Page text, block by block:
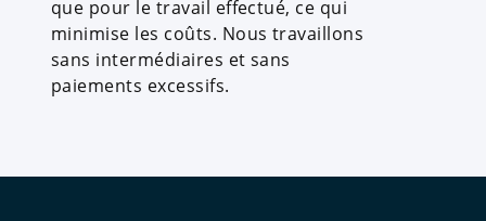
que pour le travail effectué, ce qui
minimise les coûts. Nous travaillons
sans intermédiaires et sans
paiements excessifs.